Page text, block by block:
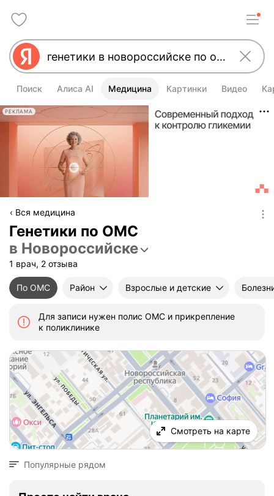
Поиск Алиса AI Медицина Картинки Видео
РЕКЛАМА
Вся медицина
Генетики по ОМС
в Новороссийске
1 врач, 2 отзыва
По ОМС Район Взрослые и детские
Для записи нужен полис ОМС и прикрепление
к поликлинике
Смотреть на карте
Популярные рядом